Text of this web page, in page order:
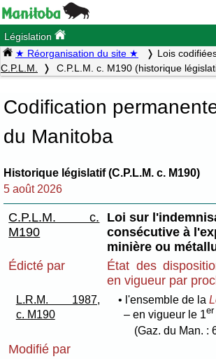
Législation
★ Réorganisation du site ★ Lois
C.P.L.M.
C.P.L.M. c. M190 (historique
Codification
du Manitoba
Historique législatif (C.P.L.M. c. M190)
5 août 2026
C.P.L.M. c.
M190
Loi sur
consécutive à
minière ou
Édicté par
État des
en vigueur par
L.R.M. 1987,
c. M190
• l'ensemble de la
– en vigueur le 1er
(Gaz. du Man. :
Modifié par